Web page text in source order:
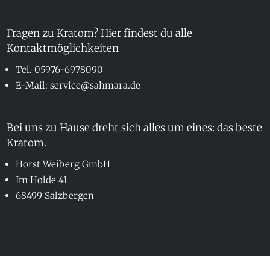
Fragen zu Kratom? Hier findest du alle
Kontaktmöglichkeiten
Tel. 05976-6978090
E-Mail: service@sahmara.de
Bei uns zu Hause dreht sich alles um eines: das beste
Kratom.
Horst Weiberg GmbH
Im Holde 41
68499 Salzbergen